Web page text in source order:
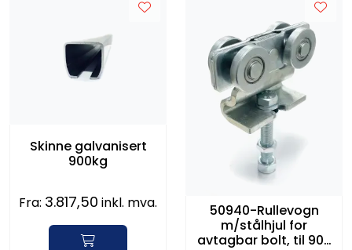
Skinne galvanisert
900kg
Fra: 3.817,50 inkl. mva.
50940-Rullevogn
m/stålhjul for
avtagbar bolt, til 900